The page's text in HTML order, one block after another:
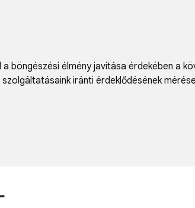
böngészési élmény javítása érdekében a
iránti érdeklődésének